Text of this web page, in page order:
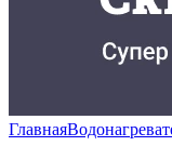
Главная